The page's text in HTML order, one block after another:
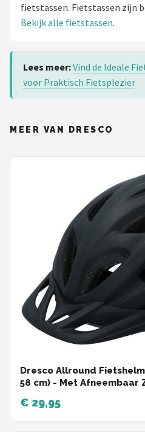
fietstassen. Fietstassen zijn
Bekijk alle fietstassen.
Lees meer:Vind de Ideale
voor Praktisch Fietsplezier
MEER VAN DRESCO
Dresco Allround
58 cm) - Met Afneembaar
€ 29,95